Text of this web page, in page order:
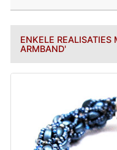
ENKELE
ARMBAND'